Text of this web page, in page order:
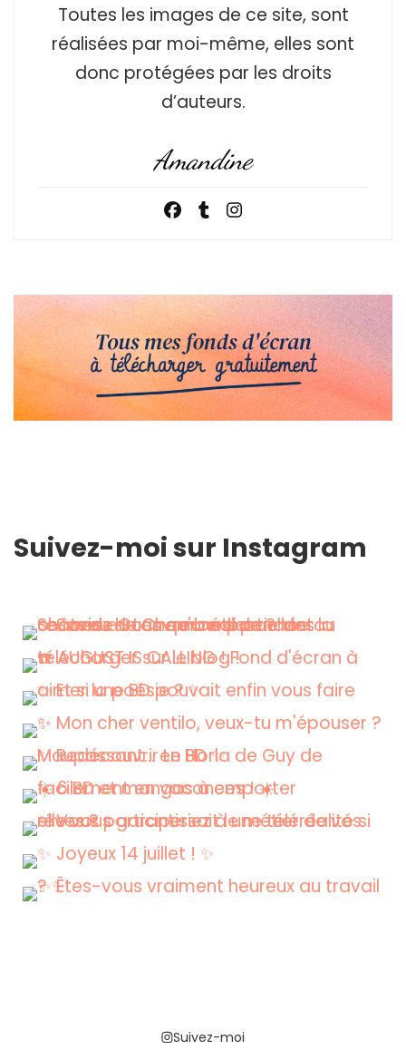
Toutes les images de ce site, sont
réalisées par moi-même, elles sont
donc protégées par les droits
d’auteurs.
Amandine
Suivez-moi sur Instagram
Suivez-moi